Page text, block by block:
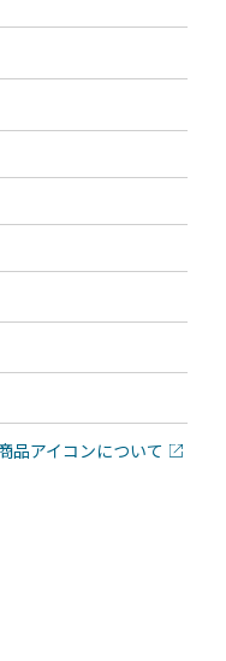
品アイコンについて